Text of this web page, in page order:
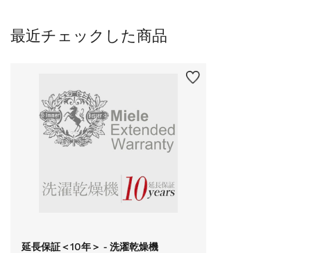
最近チェックした商品
延長保証＜10年＞ - 洗濯乾燥機